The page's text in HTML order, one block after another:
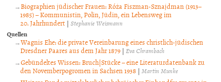
Biographien jüdischer Frauen: Róża Fiszman-Sznajdman (1913–
1985) – Kommunistin, Polin, Jüdin, ein Lebensweg im
20. Jahrhundert | Stephanie Weismann
Quellen
Wagnis Ehe: die private Vereinbarung eines christlich-jüdischen
Dresdner Paares aus dem Jahr 1879 | Eva Chrambach
Gebündeltes Wissen: Bruch|Stücke – eine Literaturdatenbank zu
den Novemberpogromen in Sachsen 1938 | Martin Munke